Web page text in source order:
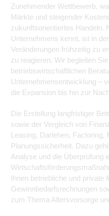
Zunehmender Wettbewerb,
Märkte und steigender
zukunftsorientiertes Handeln.
Unternehmens kennt, ist in
Veränderungen frühzeitig zu
zu reagieren. Wir begleiten
betriebswirtschaftlichen
Unternehmensentwicklung –
die Expansion bis hin zur
Die Erstellung langfristiger
sowie der Vergleich von
Leasing, Darlehen, Factoring,
Planungssicherheit. Dazu
Analyse und die Überprüfung
Ihnen betriebliche und private
Gewinnbedarfsrechnungen
zum Thema Altersvorsorge